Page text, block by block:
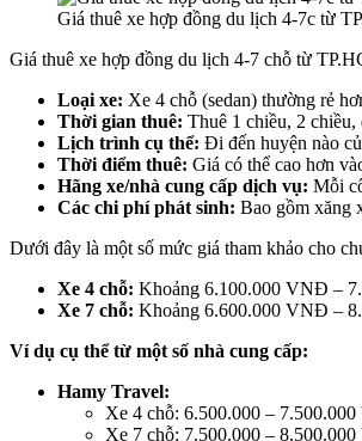
Giá thuê xe hợp đồng du lịch 4-7c từ
Giá thuê xe hợp đồng du lịch 4-7 chỗ từ
Loại xe: Xe 4 chỗ (sedan) thường rẻ
Thời gian thuê: Thuê 1 chiều, 2
Lịch trình cụ thể: Đi đến huyện nào
Thời điểm thuê: Giá có thể cao hơn
Hãng xe/nhà cung cấp dịch vụ: Mỗi
Các chi phí phát sinh: Bao gồm xăng
Dưới đây là một số mức giá tham khảo cho
Xe 4 chỗ: Khoảng 6.100.000 VNĐ –
Xe 7 chỗ: Khoảng 6.600.000 VNĐ –
Ví dụ cụ thể từ một số nhà cung cấp:
Hamy Travel:
Xe 4 chỗ: 6.500.000 –
Xe 7 chỗ: 7.500.000 –